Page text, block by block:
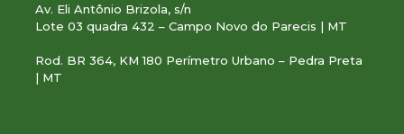
Av. Eli Antônio Brizola, s/n
Lote 03 quadra 432 – Campo Novo do Parecis | MT
Rod. BR 364, KM 180 Perímetro Urbano – Pedra Preta
| MT